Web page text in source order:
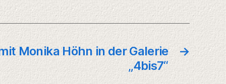
→
Monika Höhn in der Galerie
„4bis7“